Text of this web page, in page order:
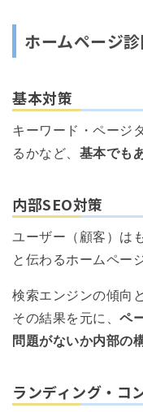
ホームページ
基本対策
キーワード・ページ
るかなど、 基本でも
内部SEO対策
ユーザー（顧客）は
と伝わるホームペー
検索エンジンの傾向
その結果を元に、 ペ
問題がないか内部の
ランディング・コ